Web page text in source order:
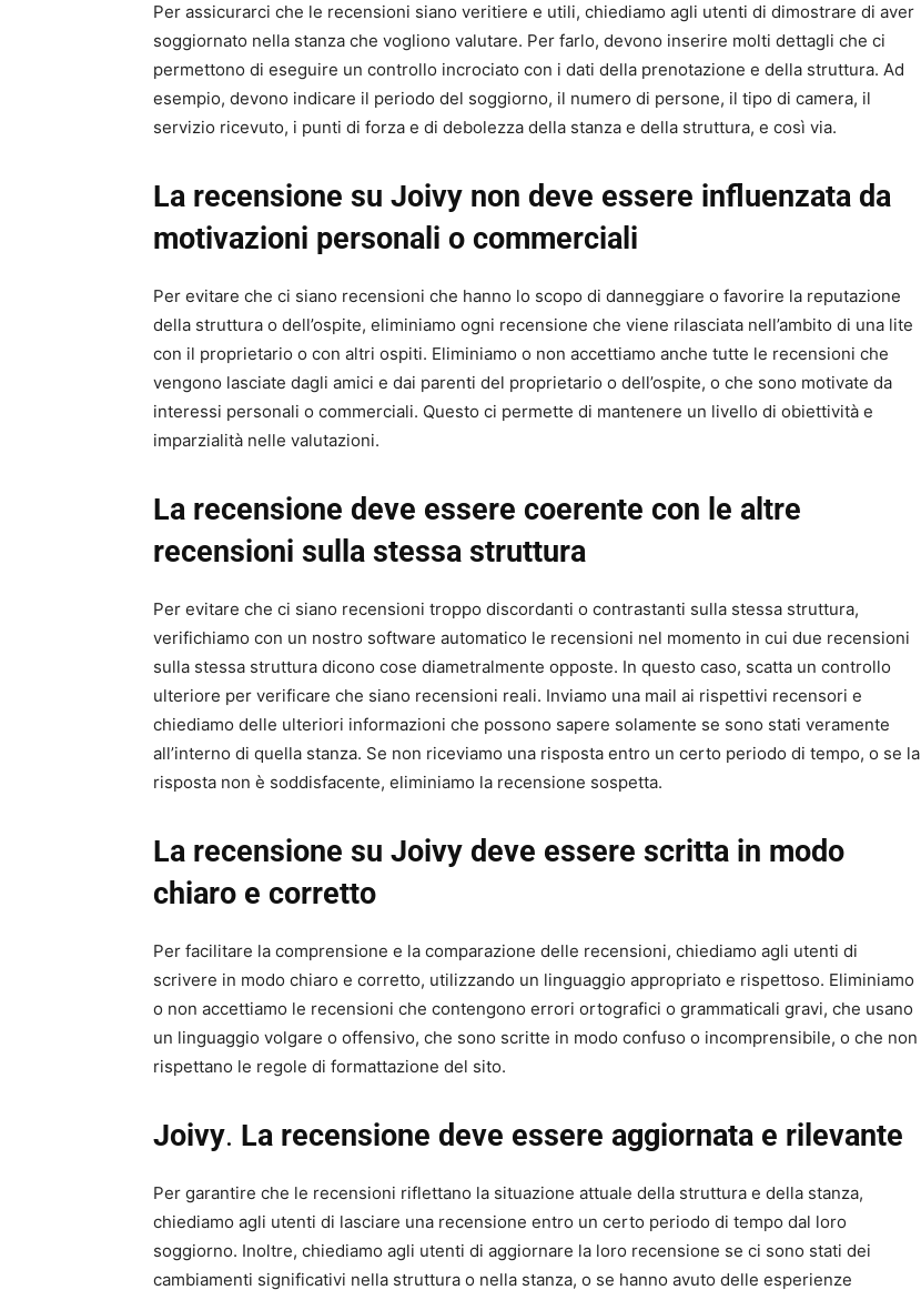
Per assicurarci che le recensioni siano veritiere e utili, chiediamo agli utenti di dimostrare di aver
soggiornato nella stanza che vogliono valutare. Per farlo, devono inserire molti dettagli che ci
permettono di eseguire un controllo incrociato con i dati della prenotazione e della struttura. Ad
esempio, devono indicare il periodo del soggiorno, il numero di persone, il tipo di camera, il
servizio ricevuto, i punti di forza e di debolezza della stanza e della struttura, e così via.
La recensione su Joivy non deve essere influenzata da
motivazioni personali o commerciali
Per evitare che ci siano recensioni che hanno lo scopo di danneggiare o favorire la reputazione
della struttura o dell’ospite, eliminiamo ogni recensione che viene rilasciata nell’ambito di una lite
con il proprietario o con altri ospiti. Eliminiamo o non accettiamo anche tutte le recensioni che
vengono lasciate dagli amici e dai parenti del proprietario o dell’ospite, o che sono motivate da
interessi personali o commerciali. Questo ci permette di mantenere un livello di obiettività e
imparzialità nelle valutazioni.
La recensione deve essere coerente con le altre
recensioni sulla stessa struttura
Per evitare che ci siano recensioni troppo discordanti o contrastanti sulla stessa struttura,
verifichiamo con un nostro software automatico le recensioni nel momento in cui due recensioni
sulla stessa struttura dicono cose diametralmente opposte. In questo caso, scatta un controllo
ulteriore per verificare che siano recensioni reali. Inviamo una mail ai rispettivi recensori e
chiediamo delle ulteriori informazioni che possono sapere solamente se sono stati veramente
all’interno di quella stanza. Se non riceviamo una risposta entro un certo periodo di tempo, o se la
risposta non è soddisfacente, eliminiamo la recensione sospetta.
La recensione su Joivy deve essere scritta in modo
chiaro e corretto
Per facilitare la comprensione e la comparazione delle recensioni, chiediamo agli utenti di
scrivere in modo chiaro e corretto, utilizzando un linguaggio appropriato e rispettoso. Eliminiamo
o non accettiamo le recensioni che contengono errori ortografici o grammaticali gravi, che usano
un linguaggio volgare o offensivo, che sono scritte in modo confuso o incomprensibile, o che non
rispettano le regole di formattazione del sito.
Joivy. La recensione deve essere aggiornata e rilevante
Per garantire che le recensioni riflettano la situazione attuale della struttura e della stanza,
chiediamo agli utenti di lasciare una recensione entro un certo periodo di tempo dal loro
soggiorno. Inoltre, chiediamo agli utenti di aggiornare la loro recensione se ci sono stati dei
cambiamenti significativi nella struttura o nella stanza, o se hanno avuto delle esperienze